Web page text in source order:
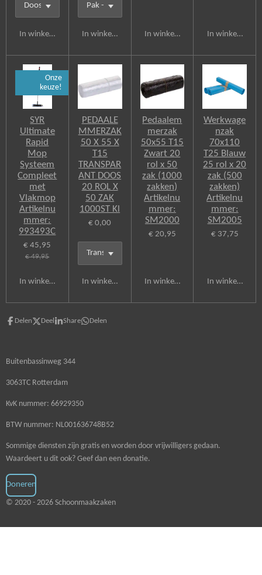
In winkelwagen In winkelwagen In winkelwagen In winkelwagen
Onze
keuze!
SYR
Ultimate
Rapid
Mop
Systeem
Compleet
met
Vlakmop
Artikelnu
mmer:
993493C
€ 45,95
€ 49,95
In winkelwagen
PEDAALE
MMERZAK
50 X 55 X
T15
TRANSPAR
ANT DOOS
20 ROL X
50 ZAK
1000ST Kl
€ 0,00
In winkelwagen
Pedaalem
merzak
50x55 T15
Zwart 20
rol x 50
zak (1000
zakken)
Artikelnu
mmer:
SM2000
€ 20,95
In winkelwagen
Werkwage
nzak
70x110
T25 Blauw
25 rol x 20
zak (500
zakken)
Artikelnu
mmer:
SM2005
€ 37,75
In winkelwagen
Delen Deel Share Delen
Buitenbassinweg 344
3063TC Rotterdam
KvK nummer: 66929350
BTW nummer: NL001636748B52
Sommige diensten zijn gratis en worden door vrijwilligers gedaan.
Waardeert u dit ook? Geef dan een donatie.
Doneren
© 2020 - 2026 Schoonmaakzaken